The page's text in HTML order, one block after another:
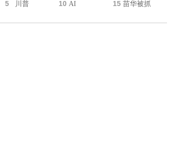
5 川普 10 AI 15 苗华被抓